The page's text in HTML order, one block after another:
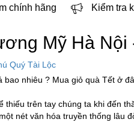
chính hãng Kiểm tra
Mỹ Hà Nội
Quý Tài Lộc
nhiêu ? Mua giỏ quà Tết ở
trên tay chúng ta khi đến
nét văn hóa truyền thống lâu